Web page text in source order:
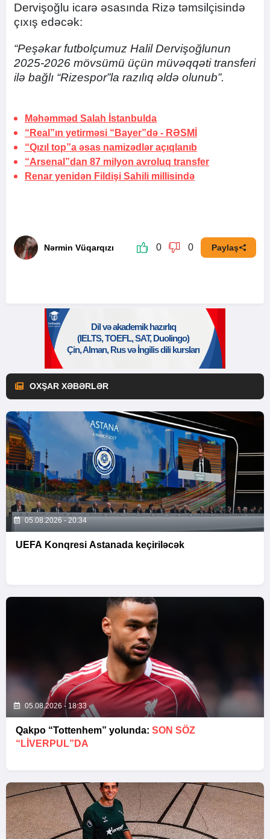
Dervişoğlu icarə əsasında Rizə təmsilçisində
çıxış edəcək:
“Peşəkar futbolçumuz Halil Dervişoğlunun
2025-2026 mövsümü üçün müvəqqəti transferi
ilə bağlı “Rizespor”la razılıq əldə olunub”.
Məhəmməd Salah İstanbulda
“Real”ın yetirməsi “Bayer”də - RƏSMİ
“Qızıl top”a əsas namizədlər açıqlanıb
“Arsenal”dan 87 milyon avroluq transfer
Renar yenidən Fildişi Sahili millisində
Nərmin Vüqarqızı 0 0 Paylaş
OXŞAR XƏBƏRLƏR
05.08.2026 - 20:34
UEFA Konqresi Astanada keçiriləcək
05.08.2026 - 18:33
Qakpo “Tottenhem” yolunda: SON SÖZ
“LIVERPUL”DA